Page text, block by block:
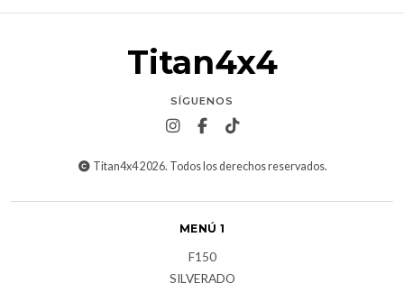
Titan4x4
SÍGUENOS
Titan4x4 2026. Todos los derechos reservados.
MENÚ 1
F150
SILVERADO